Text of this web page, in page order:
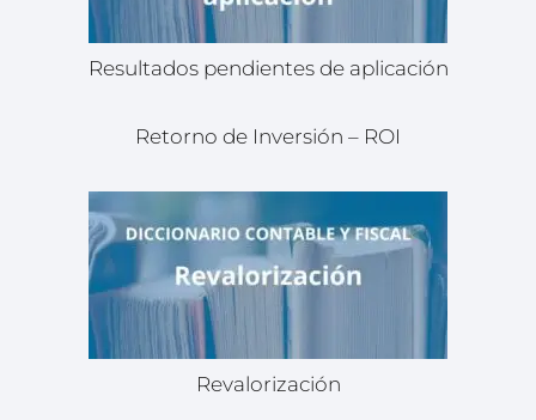
Resultados pendientes de aplicación
Retorno de Inversión – ROI
Revalorización